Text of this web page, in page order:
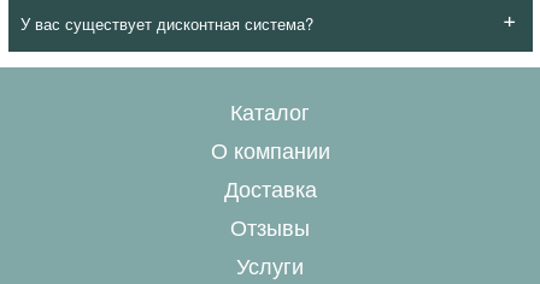
+
У вас существует дисконтная система?
Каталог
О компании
Доставка
Отзывы
Услуги